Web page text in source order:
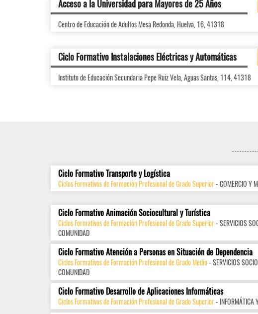
Acceso a la Universidad para Mayores de 25 Años
Centro de Educación de Adultos Mesa Redonda, Huelva, 16, 41318
Ciclo Formativo Instalaciones Eléctricas y Automáticas
Instituto de Educación Secundaria Pepe Ruiz Vela, Aguas Santas, 114, 41318
Ciclo Formativo Transporte y Logística
Ciclos Formativos de Formación Profesional de Grado Superior- COMERCIO Y
Ciclo Formativo Animación Sociocultural y Turística
Ciclos Formativos de Formación Profesional de Grado Superior- SERVICIOS
COMUNIDAD
Ciclo Formativo Atención a Personas en Situación de Dependencia
Ciclos Formativos de Formación Profesional de Grado Medio- SERVICIOS
COMUNIDAD
Ciclo Formativo Desarrollo de Aplicaciones Informáticas
Ciclos Formativos de Formación Profesional de Grado Superior- INFORMÁTICA